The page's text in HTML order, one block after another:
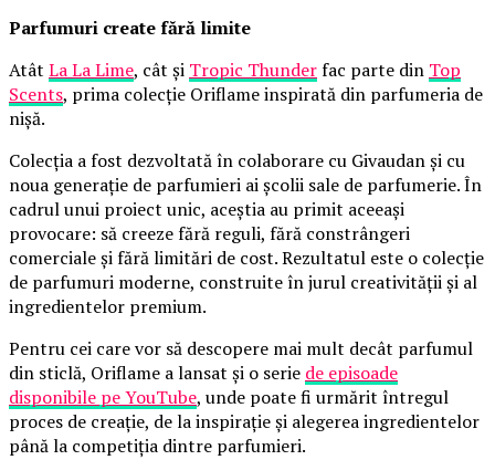
Parfumuri create fără limite
Atât La La Lime, cât și Tropic Thunderfac parte din Top
Scents, prima colecție Oriflame inspirată din parfumeria de
nișă.
Colecția a fost dezvoltată în colaborare cu Givaudan și cu
noua generație de parfumieri ai școlii sale de parfumerie. În
cadrul unui proiect unic, aceștia au primit aceeași
provocare: să creeze fără reguli, fără constrângeri
comerciale și fără limitări de cost. Rezultatul este o colecție
de parfumuri moderne, construite în jurul creativității și al
ingredientelor premium.
Pentru cei care vor să descopere mai mult decât parfumul
din sticlă, Oriflame a lansat și o serie de episoade
disponibile pe YouTube, unde poate fi urmărit întregul
proces de creație, de la inspirație și alegerea ingredientelor
până la competiția dintre parfumieri.